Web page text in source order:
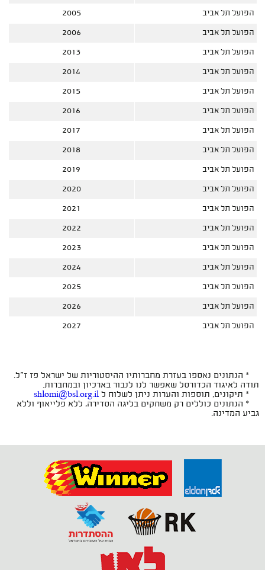
הפועל תל אביב 2005
הפועל תל אביב 2006
הפועל תל אביב 2013
הפועל תל אביב 2014
הפועל תל אביב 2015
הפועל תל אביב 2016
הפועל תל אביב 2017
הפועל תל אביב 2018
הפועל תל אביב 2019
הפועל תל אביב 2020
הפועל תל אביב 2021
הפועל תל אביב 2022
הפועל תל אביב 2023
הפועל תל אביב 2024
הפועל תל אביב 2025
הפועל תל אביב 2026
הפועל תל אביב 2027
* הנתונים נאספו בעזרת מחברותיו ההיסטוריות של ישראל פז ז"ל.
תודה לאיגוד הכדורסל שאפשר לנו לנבור בארכיון ובמחברות.
* תיקונים, תוספות והערות ניתן לשלוח ל shlomi@bsl.org.il
* הנתונים כוללים רק משחקים בליגה הסדירה, ללא פלייאוף וללא
גביע המדינה.